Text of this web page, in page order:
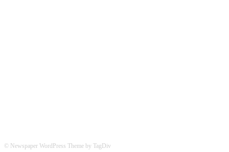
© Newspaper WordPress Theme by TagDiv